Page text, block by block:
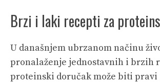
Brzi i laki recepti za
U današnjem ubrzanom načinu
pronalaženje jednostavnih i brzih
proteinski doručak može biti pravi